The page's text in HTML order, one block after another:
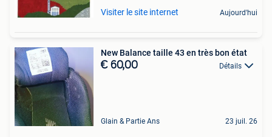
Visiter le site internet Aujourd'hui
New Balance taille 43 en très bon état
€ 60,00 Détails
Glain & Partie Ans 23 juil. 26